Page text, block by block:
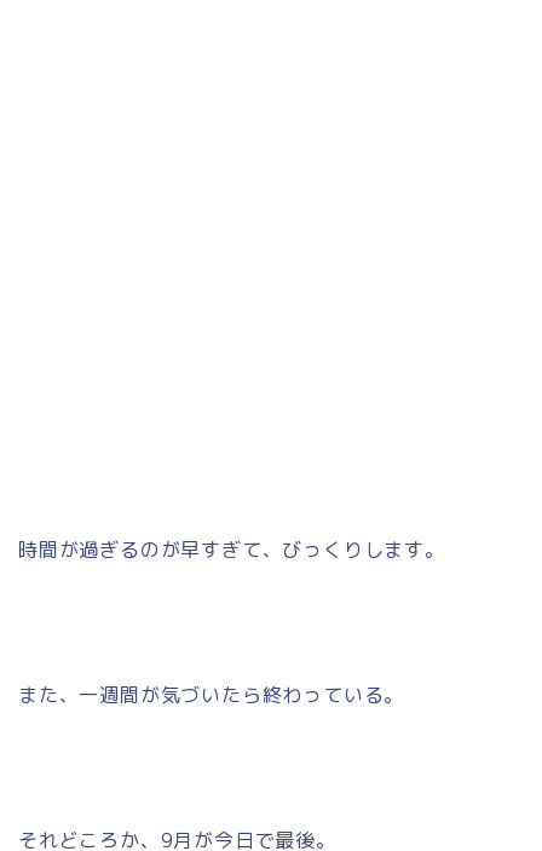
時間が過ぎるのが早すぎて、びっくりします。
また、一週間が気づいたら終わっている。
それどころか、9月が今日で最後。